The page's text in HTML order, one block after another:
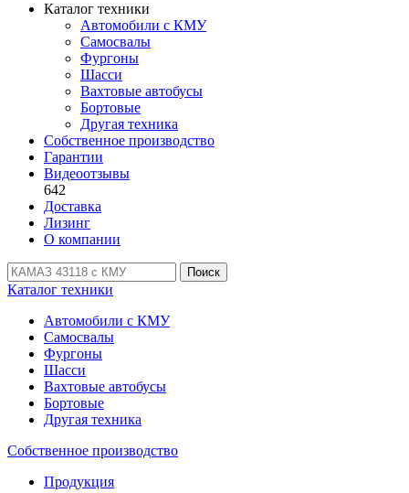
Каталог техники
Автомобили с КМУ
Самосвалы
Фургоны
Шасси
Вахтовые автобусы
Бортовые
Другая техника
Собственное производство
Гарантии
Видеоотзывы
642
Доставка
Лизинг
О компании
Поиск
Каталог техники
Автомобили с КМУ
Самосвалы
Фургоны
Шасси
Вахтовые автобусы
Бортовые
Другая техника
Собственное производство
Продукция